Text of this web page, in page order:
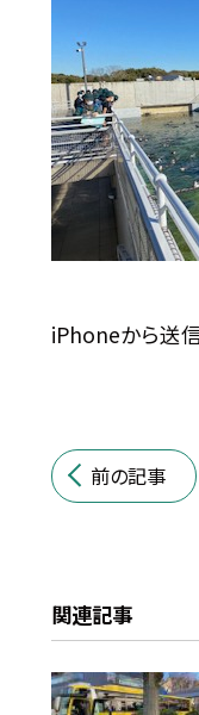
iPhoneから送
前の記事
関連記事